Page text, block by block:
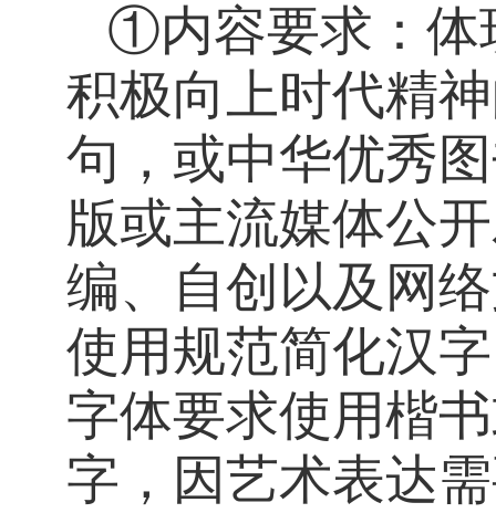
①内容要求：体
积极向上时代精
句，或中华优秀
版或主流媒体公
编、自创以及网
使用规范简化汉
字体要求使用楷
字，因艺术表达